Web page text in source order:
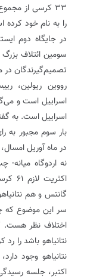
سومین ائتلاف
تصمیم‌گیرندگان
رووین ریولین،
اسراییل است و
اسراییل است. به
بار سوم مجبور به
در ماه آوریل
نه اردوگاه
گانتس و هم
سر این موضوع که
اختلاف نظر هست.
نتانیاهو باشد را
نتانیاهو وجود
اکتبر، جلسه